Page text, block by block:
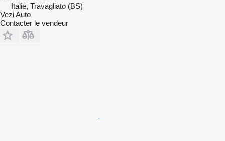
Italie, Travagliato (BS)
Vezi Auto
Contacter le vendeur